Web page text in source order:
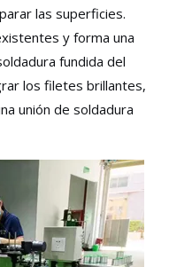
las superficies.
y forma una
fundida del
los filetes brillantes,
unión de soldadura